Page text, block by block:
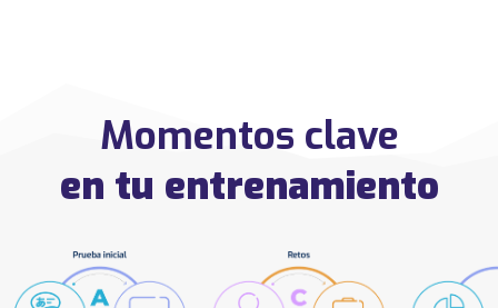
Momentos clave
en tu entrenamiento